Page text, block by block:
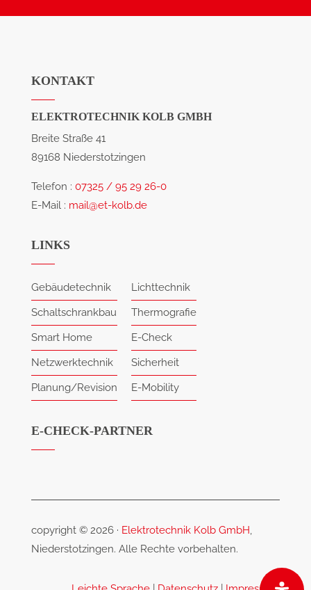
KONTAKT
ELEKTROTECHNIK KOLB GMBH
Breite Straße 41
89168 Niederstotzingen
Telefon : 07325 / 95 29 26-0
E-Mail : mail@et-kolb.de
LINKS
Gebäudetechnik
Lichttechnik
Schaltschrankbau
Thermografie
Smart Home
E-Check
Netzwerktechnik
Sicherheit
Planung/Revision
E-Mobility
E-CHECK-PARTNER
copyright © 2026 · Elektrotechnik Kolb GmbH,
Niederstotzingen. Alle Rechte vorbehalten.